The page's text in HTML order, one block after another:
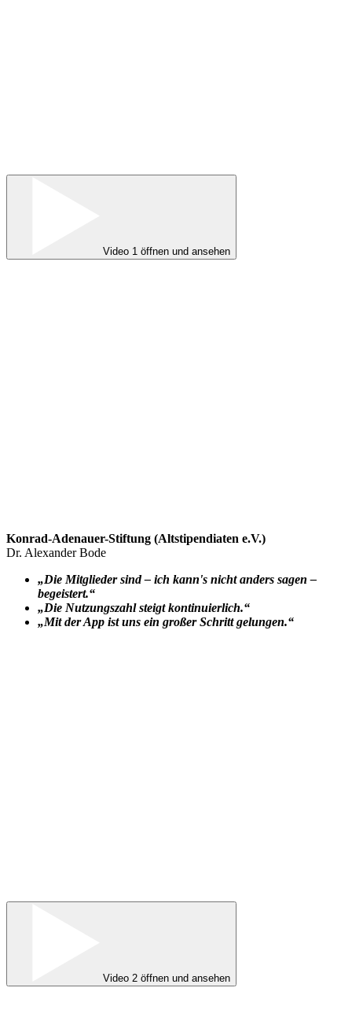
Video 1 öffnen und ansehen
Konrad-Adenauer-Stiftung (Altstipendiaten e.V.)
Dr. Alexander Bode
„Die Mitglieder sind – ich kann's nicht anders sagen –
begeistert.“
„Die Nutzungszahl steigt kontinuierlich.“
„Mit der App ist uns ein großer Schritt gelungen.“
Video 2 öffnen und ansehen